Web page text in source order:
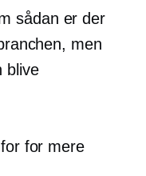
sådan er der
men
blive
for mere